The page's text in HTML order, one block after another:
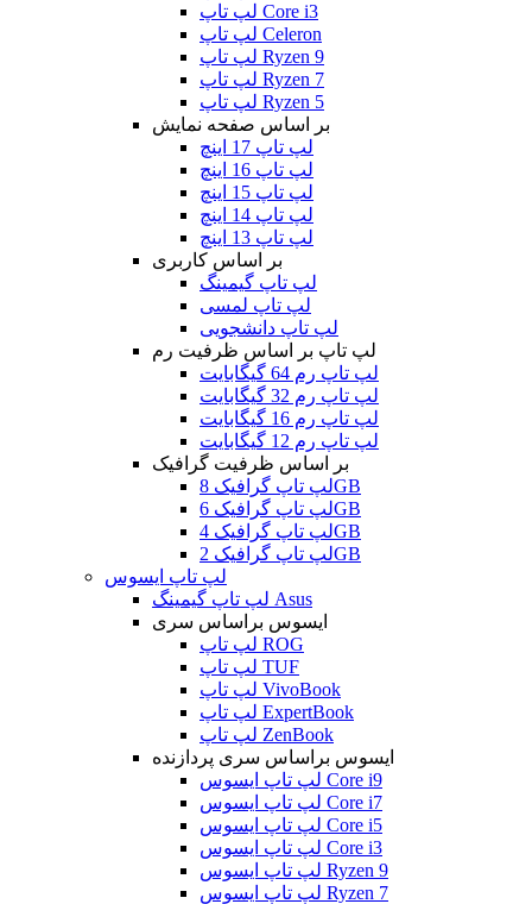
لپ تاپ Core i3
لپ تاپ Celeron
لپ تاپ Ryzen 9
لپ تاپ Ryzen 7
لپ تاپ Ryzen 5
بر اساس صفحه نمایش
لپ تاپ 17 اینچ
لپ تاپ 16 اینچ
لپ تاپ 15 اینچ
لپ تاپ 14 اینچ
لپ تاپ 13 اینچ
بر اساس کاربری
لپ تاپ گیمینگ
لپ تاپ لمسی
لپ تاپ دانشجویی
لپ تاپ بر اساس ظرفیت رم
لپ تاپ رم 64 گیگابایت
لپ تاپ رم 32 گیگابایت
لپ تاپ رم 16 گیگابایت
لپ تاپ رم 12 گیگابایت
بر اساس ظرفیت گرافیک
لپ تاپ گرافیک 8GB
لپ تاپ گرافیک 6GB
لپ تاپ گرافیک 4GB
لپ تاپ گرافیک 2GB
لپ تاپ ایسوس
لپ تاپ گیمینگ Asus
ایسوس براساس سری
لپ تاپ ROG
لپ تاپ TUF
لپ تاپ VivoBook
لپ تاپ ExpertBook
لپ تاپ ZenBook
ایسوس براساس سری پردازنده
لپ تاپ ایسوس Core i9
لپ تاپ ایسوس Core i7
لپ تاپ ایسوس Core i5
لپ تاپ ایسوس Core i3
لپ تاپ ایسوس Ryzen 9
لپ تاپ ایسوس Ryzen 7